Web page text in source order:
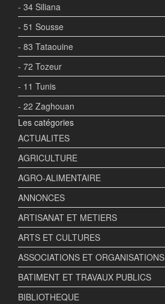
- 34 Siliana
- 51 Sousse
- 83 Tataouine
- 72 Tozeur
- 11 Tunis
- 22 Zaghouan
Les catégories
ACTUALITES
AGRICULTURE
AGRO-ALIMENTAIRE
ANNONCES
ARTISANAT ET METIERS
ARTS ET CULTURES
ASSOCIATIONS ET ORGANISATIONS
BATIMENT ET TRAVAUX PUBLICS
BIBLIOTHEQUE